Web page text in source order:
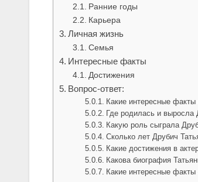
Ранние годы
Карьера
Личная жизнь
Семья
Интересные факты
Достижения
Вопрос-ответ:
Какие интересные
Где родилась и выросла
Какую роль сыграла
Сколько лет Друбич
Какие достижения в
Какова биография
Какие интересные